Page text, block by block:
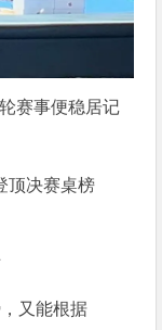
赛事便稳居记
顶决赛桌榜
又能根据